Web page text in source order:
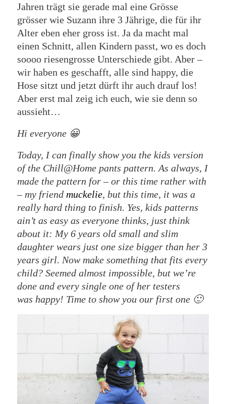
Jahren trägt sie gerade mal eine Grösse
grösser wie Suzann ihre 3 Jährige, die für ihr
Alter eben eher gross ist. Ja da macht mal
einen Schnitt, allen Kindern passt, wo es doch
soooo riesengrosse Unterschiede gibt. Aber –
wir haben es geschafft, alle sind happy, die
Hose sitzt und jetzt dürft ihr auch drauf los!
Aber erst mal zeig ich euch, wie sie denn so
aussieht…
Hi everyone 😀
Today, I can finally show you the kids version
of the Chill@Home pants pattern. As always, I
made the pattern for – or this time rather with
– my friend muckelie, but this time, it was a
really hard thing to finish. Yes, kids patterns
ain’t as easy as everyone thinks, just think
about it: My 6 years old small and slim
daughter wears just one size bigger than her 3
years girl. Now make something that fits every
child? Seemed almost impossible, but we’re
done and every single one of her testers
was happy! Time to show you our first one 🙂